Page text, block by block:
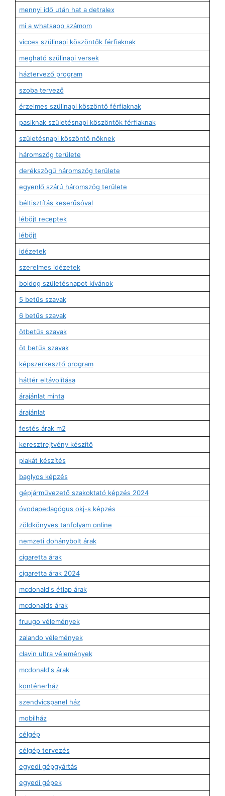
mennyi idő után hat a detralex
mi a whatsapp számom
vicces szülinapi köszöntők férfiaknak
megható szülinapi versek
háztervező program
szoba tervező
érzelmes szülinapi köszöntő férfiaknak
pasiknak születésnapi köszöntők férfiaknak
születésnapi köszöntő nőknek
háromszög területe
derékszögű háromszög területe
egyenlő szárú háromszög területe
béltisztítás keserűsóval
léböjt receptek
léböjt
idézetek
szerelmes idézetek
boldog születésnapot kívánok
5 betűs szavak
6 betűs szavak
ötbetűs szavak
öt betűs szavak
képszerkesztő program
háttér eltávolítása
árajánlat minta
árajánlat
festés árak m2
keresztrejtvény készítő
plakát készítés
baglyos képzés
gépjárművezető szakoktató képzés 2024
óvodapedagógus okj-s képzés
zöldkönyves tanfolyam online
nemzeti dohánybolt árak
cigaretta árak
cigaretta árak 2024
mcdonald's étlap árak
mcdonalds árak
fruugo vélemények
zalando vélemények
clavin ultra vélemények
mcdonald's árak
konténerház
szendvicspanel ház
mobilház
célgép
célgép tervezés
egyedi gépgyártás
egyedi gépek